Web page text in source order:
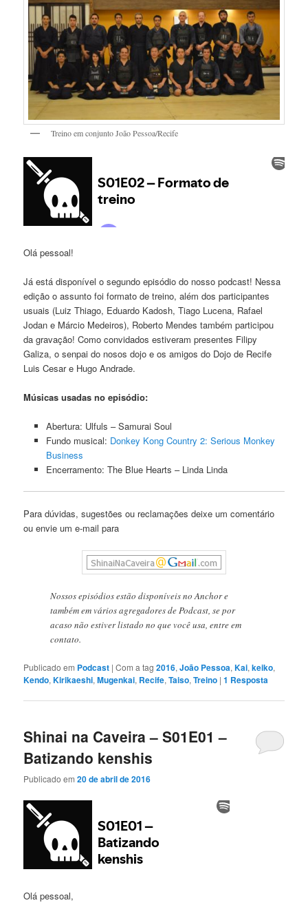
Treino em conjunto João Pessoa/Recife
Olá pessoal!
Já está disponível o segundo episódio do nosso podcast! Nessa
edição o assunto foi formato de treino, além dos participantes
usuais (Luiz Thiago, Eduardo Kadosh, Tiago Lucena, Rafael
Jodan e Márcio Medeiros), Roberto Mendes também participou
da gravação! Como convidados estiveram presentes Filipy
Galiza, o senpai do nosos dojo e os amigos do Dojo de Recife
Luis Cesar e Hugo Andrade.
Músicas usadas no episódio:
Abertura: Ulfuls – Samurai Soul
Fundo musical: Donkey Kong Country 2: Serious Monkey
Business
Encerramento: The Blue Hearts – Linda Linda
Para dúvidas, sugestões ou reclamações deixe um comentário
ou envie um e-mail para
Nossos episódios estão disponíveis no Anchor e
também em vários agregadores de Podcast, se por
acaso não estiver listado no que você usa, entre em
contato.
Publicado em Podcast |Com a tag2016,João Pessoa,Kai,keiko,
Kendo,Kirikaeshi,Mugenkai, Recife,Taiso,Treino |1 Resposta
Shinai na Caveira – S01E01 –
Batizando kenshis
Publicado em20 de abril de 2016
Olá pessoal,